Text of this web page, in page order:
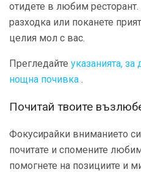
отидете в любим
разходка или поканете
целия мол с вас.
Прегледайте указанията,
нощна почивка .
Почитай твоите
Фокусирайки вниманието
почитате и спомените
помогнете на позициите и